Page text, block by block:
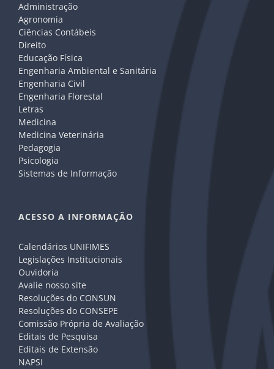
Administração
Agronomia
Ciências Contábeis
Direito
Educação Física
Engenharia Ambiental e Sanitária
Engenharia Civil
Engenharia Florestal
Letras
Medicina
Medicina Veterinária
Pedagogia
Psicologia
Sistemas de Informação
ACESSO A INFORMAÇÃO
Calendários UNIFIMES
Legislações Institucionais
Ouvidoria
Avalie nosso site
Resoluções do CONSUN
Resoluções do CONSEPE
Comissão Própria de Avaliação
Editais de Pesquisa
Editais de Extensão
NAPSI